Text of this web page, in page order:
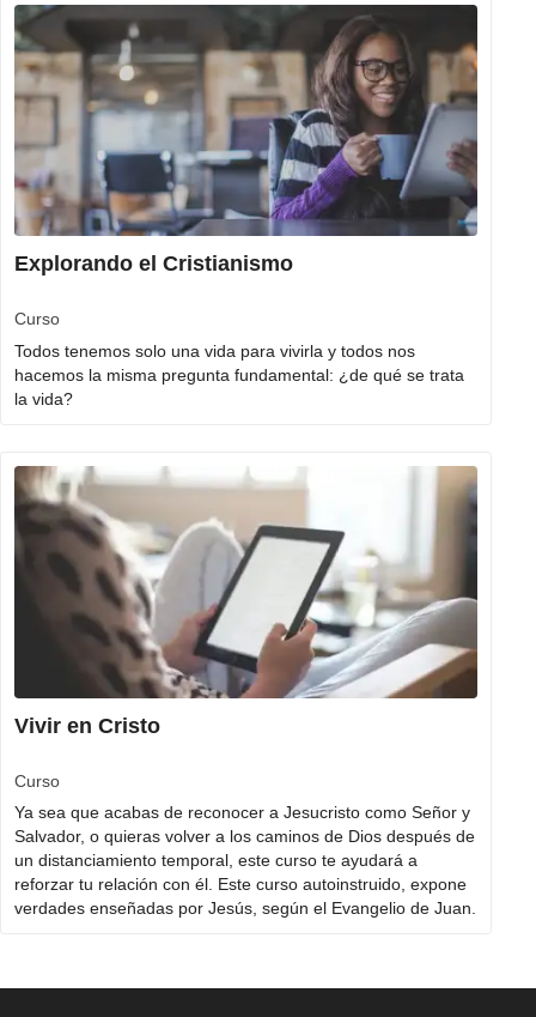
Explorando el Cristianismo
Curso
Todos tenemos solo una vida para vivirla y todos nos
hacemos la misma pregunta fundamental: ¿de qué se trata
la vida?
Vivir en Cristo
Curso
Ya sea que acabas de reconocer a Jesucristo como Señor y
Salvador, o quieras volver a los caminos de Dios después de
un distanciamiento temporal, este curso te ayudará a
reforzar tu relación con él. Este curso autoinstruido, expone
verdades enseñadas por Jesús, según el Evangelio de Juan.